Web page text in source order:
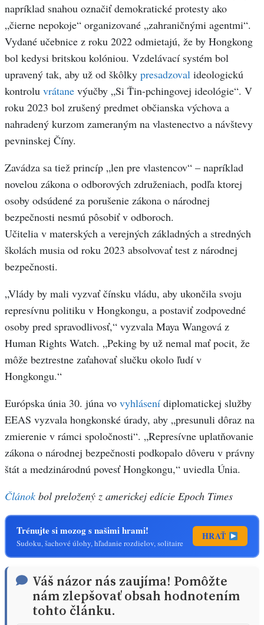
napríklad snahou označiť demokratické protesty ako
„čierne nepokoje“ organizované „zahraničnými agentmi“.
Vydané učebnice z roku 2022 odmietajú, že by Hongkong
bol kedysi britskou kolóniou. Vzdelávací systém bol
upravený tak, aby už od škôlky presadzoval ideologickú
kontrolu vrátane výučby „Si Ťin-pchingovej ideológie“. V
roku 2023 bol zrušený predmet občianska výchova a
nahradený kurzom zameraným na vlastenectvo a návštevy
pevninskej Číny.
Zavádza sa tiež princíp „len pre vlastencov“ – napríklad
novelou zákona o odborových združeniach, podľa ktorej
osoby odsúdené za porušenie zákona o národnej
bezpečnosti nesmú pôsobiť v odboroch.
Učitelia v materských a verejných základných a stredných
školách musia od roku 2023 absolvovať test z národnej
bezpečnosti.
„Vlády by mali vyzvať čínsku vládu, aby ukončila svoju
represívnu politiku v Hongkongu, a postaviť zodpovedné
osoby pred spravodlivosť,“ vyzvala Maya Wangová z
Human Rights Watch. „Peking by už nemal mať pocit, že
môže beztrestne zaťahovať slučku okolo ľudí v
Hongkongu.“
Európska únia 30. júna vo vyhlásení diplomatickej služby
EEAS vyzvala hongkonské úrady, aby „presunuli dôraz na
zmierenie v rámci spoločnosti“. „Represívne uplatňovanie
zákona o národnej bezpečnosti podkopalo dôveru v právny
štát a medzinárodnú povesť Hongkongu,“ uviedla Únia.
Článok bol preložený z americkej edície Epoch Times
Trénujte si mozog s našimi hrami!
Sudoku, šachové úlohy, hľadanie rozdielov, solitaire
HRAŤ
Váš názor nás zaujíma! Pomôžte
nám zlepšovať obsah hodnotením
tohto článku.